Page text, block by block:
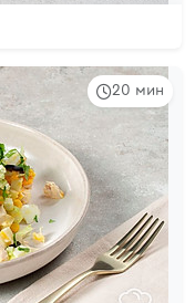
20 мин